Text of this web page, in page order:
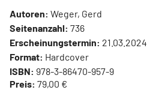
Autoren: Weger, Gerd
Seitenanzahl: 736
Erscheinungstermin: 21.03.2024
Format: Hardcover
ISBN: 978-3-86470-957-9
Preis: 79,00 €